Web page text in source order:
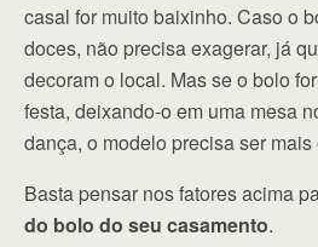
casal for muito baixinho. Caso o
doces, não precisa exagerar, já
decoram o local. Mas se o bolo
festa, deixando-o em uma mesa
dança, o modelo precisa ser
Basta pensar nos fatores acima
do bolo do seu casamento.